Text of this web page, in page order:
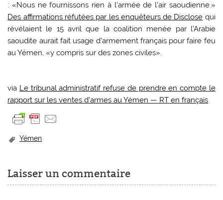
: «Nous ne fournissons rien à l’armée de l’air saoudienne.»
Des affirmations réfutées par les enquêteurs de Disclose qui
révélaient le 15 avril que la coalition menée par l’Arabie
saoudite aurait fait usage d’armement français pour faire feu
au Yémen, «y compris sur des zones civiles».
via Le tribunal administratif refuse de prendre en compte le
rapport sur les ventes d’armes au Yémen — RT en français
Yémen
Laisser un commentaire